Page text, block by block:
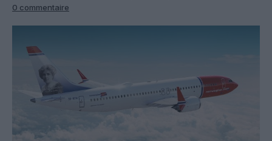
0 commentaire